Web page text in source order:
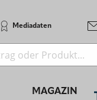
Mediadaten
MAGAZIN